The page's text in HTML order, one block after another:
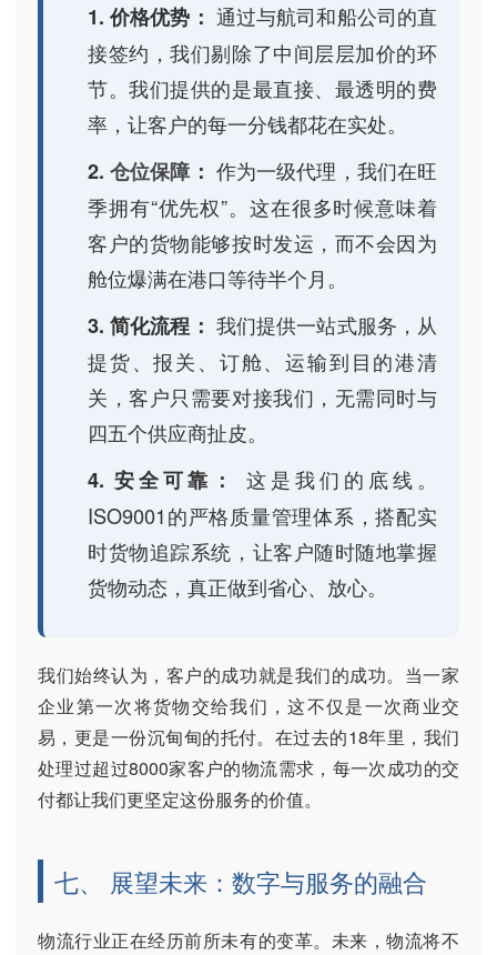
1. 价格优势： 通过与航司和船公司的直
接签约，我们剔除了中间层层加价的环
节。我们提供的是最直接、最透明的费
率，让客户的每一分钱都花在实处。
2.仓位保障 ： 作为一级代理，我们在旺
季拥有“优先权”。这在很多时候意味着
客户的货物能够按时发运，而不会因为
舱位爆满在港口等待半个月。
3. 简化流程： 我们提供一站式服务，从
提货、报关、订舱、运输到目的港清
关，客户只需要对接我们，无需同时与
四五个供应商扯皮。
4. 安全可靠： 这是我们的底线。
ISO9001的严格质量管理体系，搭配实
时货物追踪系统，让客户随时随地掌握
货物动态，真正做到省心、放心。
我们始终认为，客户的成功就是我们的成功。当一家
企业第一次将货物交给我们，这不仅是一次商业交
易，更是一份沉甸甸的托付。在过去的18年里，我们
处理过超过8000家客户的物流需求，每一次成功的交
付都让我们更坚定这份服务的价值。
七、 展望未来：数字与服务的融合
物流行业正在经历前所未有的变革。未来，物流将不